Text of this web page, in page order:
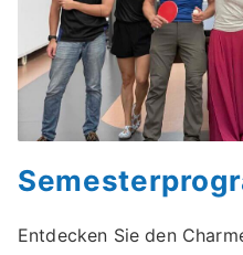
Entdecken Sie den